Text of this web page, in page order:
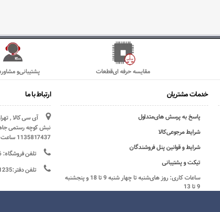
پشتیبانی‌و مقایسه حرفه ای‌قطعات
خدمات مشتریان
پاسخ به پرسش های‌متداول
شرایط مرجوعی‌کالا
شرایط و قوانین پنل فروشندگان
تیکت و پشتیبانی
ساعات کاری: روز های‌شنبه تا چهار شنبه 9 تا 18 و پنجشنبه
9 تا 13
ارتباط با ما
آی سی کالا ,
1135817437 ساعت کاری 9 لغایت 16و پنج شنبه ها تعطیل
تلفن فروشگاه: 02165021256
تلفن دفتر:02165021235